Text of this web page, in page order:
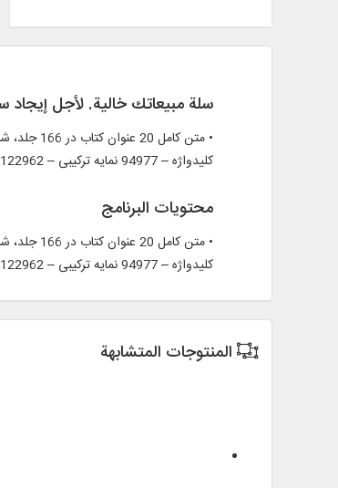
سلة مبيعاتك خالية. لأجل إيجاد
کلیدواژه – 94977 نمایه ترکیبی – 122962 موضوع (چکیده)
محتويات البرنامج
کلیدواژه – 94977 نمایه ترکیبی – 122962 موضوع (چکیده)
المنتوجات المتشابهة